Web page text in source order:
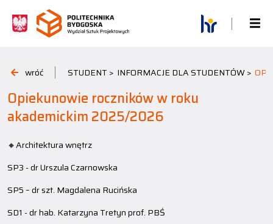
wróć STUDENT > INFORMACJE DLA STUDENTÓW >
Opiekunowie roczników w roku
akademickim 2025/2026
🔸Architektura wnętrz
SP3 - dr Urszula Czarnowska
SP5 – dr szt. Magdalena Rucińska
SD1 - dr hab. Katarzyna Tretyn prof. PBŚ